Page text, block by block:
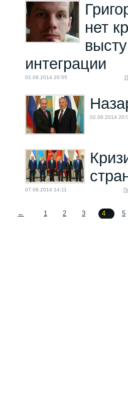
нет
интеграции
02.09.2014 20:55
02.09.2014
07.08.2014 14:11
← 1 2 3 4 5